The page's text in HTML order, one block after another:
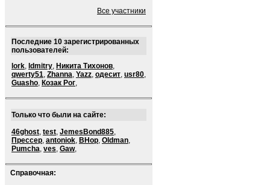
Все участники
Последние 10 зарегистрированных
пользователей:
lork, ldmitry, Никита Тихонов,
qwerty51, Zhanna, Yazz, одесит, usr80,
Guasho, Козак Рог,
Только что были на сайте:
46ghost, test, JemesBond885,
Прессер, antoniok, BHop, Oldman,
Pumcha, ves, Gaw,
Справочная: